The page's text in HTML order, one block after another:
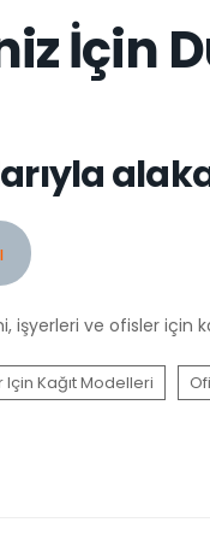
İçin
işyerleri ve ofisler için
Kağıt Modelleri